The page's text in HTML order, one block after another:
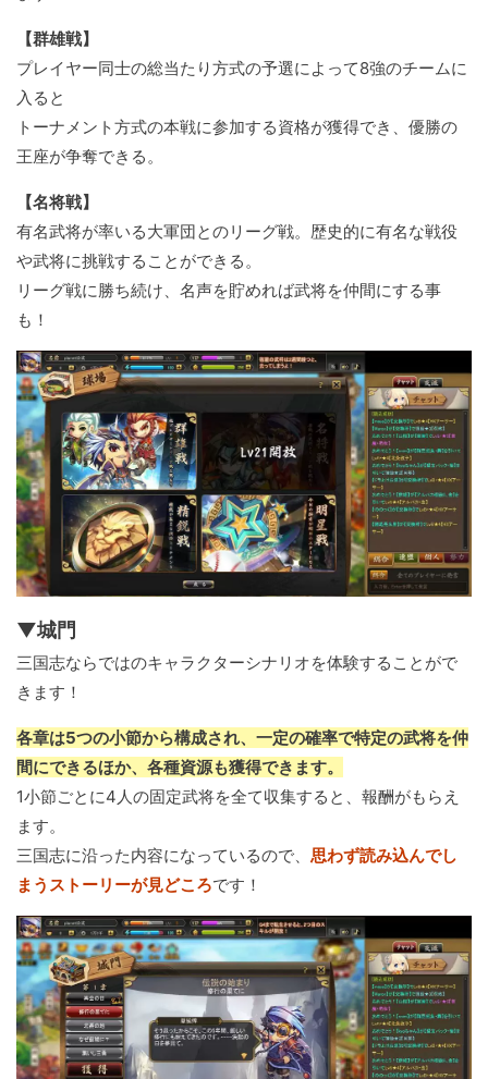
【群雄戦】
プレイヤー同士の総当たり方式の予選によって8強のチームに
入ると
トーナメント方式の本戦に参加する資格が獲得でき、優勝の
王座が争奪できる。
【名将戦】
有名武将が率いる大軍団とのリーグ戦。歴史的に有名な戦役
や武将に挑戦することができる。
リーグ戦に勝ち続け、名声を貯めれば武将を仲間にする事
も！
▼城門
三国志ならではのキャラクターシナリオを体験することがで
きます！
各章は5つの小節から構成され、一定の確率で特定の武将を仲
間にできるほか、各種資源も獲得できます。
1小節ごとに4人の固定武将を全て収集すると、報酬がもらえ
ます。
三国志に沿った内容になっているので、 思わず読み込んでし
まうストーリーが見どころです！